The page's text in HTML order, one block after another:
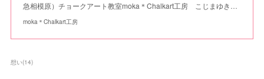
急相模原）チョークアート教室moka＊Chalkart工房 こじまゆき…
moka＊Chalkart工房
想い(14)